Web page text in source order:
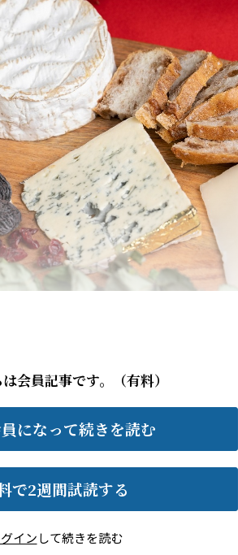
会員記事です。（有料）
になって続きを読む
で2週間試読する
インして続きを読む